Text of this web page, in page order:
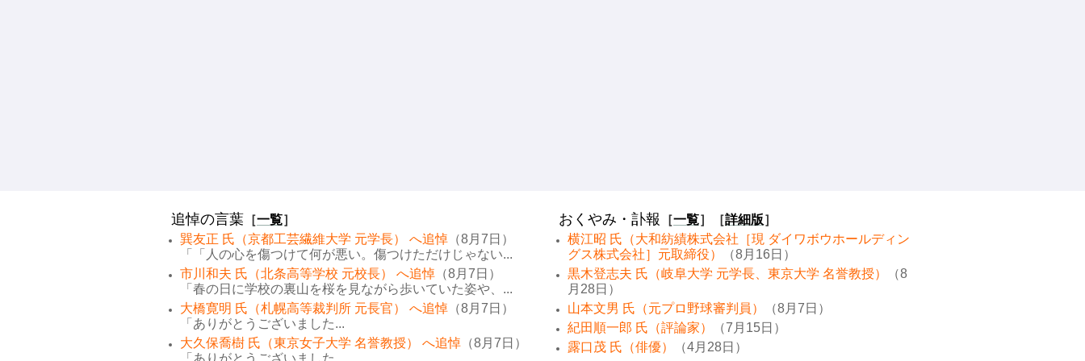
追悼の言葉 ［一覧］
巽友正 氏（京都工芸繊維大学 元学長） へ追悼 （8月7日）
「「人の心を傷つけて何が悪い。傷つけただけじゃない...
市川和夫 氏（北条高等学校 元校長） へ追悼 （8月7日）
「春の日に学校の裏山を桜を見ながら歩いていた姿や、...
大橋寛明 氏（札幌高等裁判所 元長官） へ追悼 （8月7日）
「ありがとうございました...
大久保喬樹 氏（東京女子大学 名誉教授） へ追悼 （8月7日）
「ありがとうございました...
おくやみ・訃報 ［一覧］［詳細版］
横江昭 氏（大和紡績株式会社［現 ダイワボウホールディン
グス株式会社］元取締役）
（8月16日）
黒木登志夫 氏（岐阜大学 元学長、東京大学 名誉教授）
（8
月28日）
山本文男 氏（元プロ野球審判員）
（8月7日）
紀田順一郎 氏（評論家）
（7月15日）
露口茂 氏（俳優）
（4月28日）